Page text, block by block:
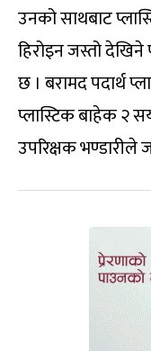
उनको साथबाट
हिरोइन जस्तो देखिने
छ । बरामद पदार्थ
प्लास्टिक बाहेक २
उपरिक्षक भण्डारीले